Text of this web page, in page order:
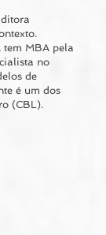
tem MBA pela
no
de
é um dos
(CBL).